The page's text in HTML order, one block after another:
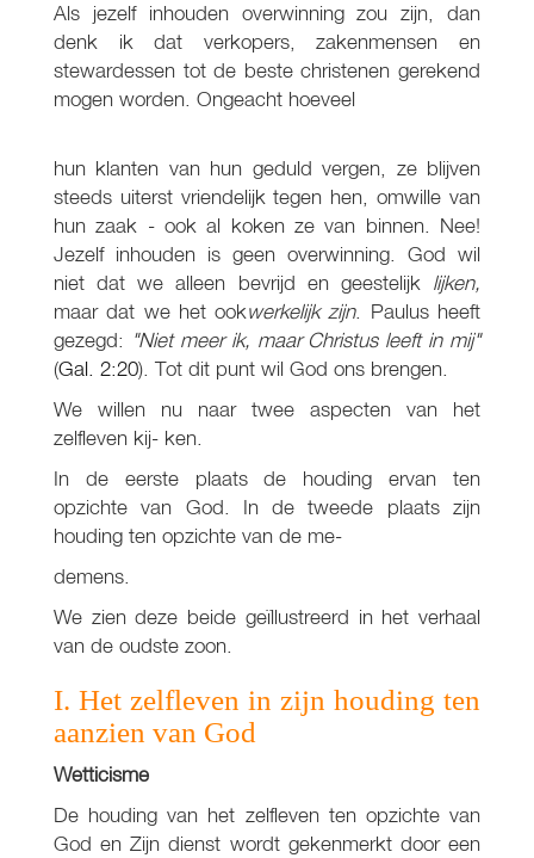
Als jezelf inhouden overwinning zou zijn, dan
denk ik dat verkopers, zakenmensen en
stewardessen tot de beste christenen gerekend
mogen worden. Ongeacht hoeveel
hun klanten van hun geduld vergen, ze blijven
steeds uiterst vriendelijk tegen hen, omwille van
hun zaak - ook al koken ze van binnen. Nee!
Jezelf inhouden is geen overwinning. God wil
niet dat we alleen bevrijd en geestelijk lijken,
maar dat we het ookwerkelijk zijn. Paulus heeft
gezegd: "Niet meer ik, maar Christus leeft in mij"
(Gal. 2:20). Tot dit punt wil God ons brengen.
We willen nu naar twee aspecten van het
zelfleven kij- ken.
In de eerste plaats de houding ervan ten
opzichte van God. In de tweede plaats zijn
houding ten opzichte van de me-
demens.
We zien deze beide geïllustreerd in het verhaal
van de oudste zoon.
I. Het zelfleven in zijn houding ten
aanzien van God
Wetticisme
De houding van het zelfleven ten opzichte van
God en Zijn dienst wordt gekenmerkt door een